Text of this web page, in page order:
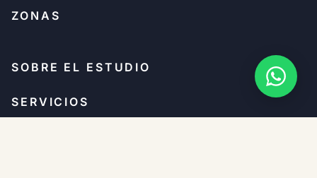
ZONAS
SOBRE EL ESTUDIO
SERVICIOS